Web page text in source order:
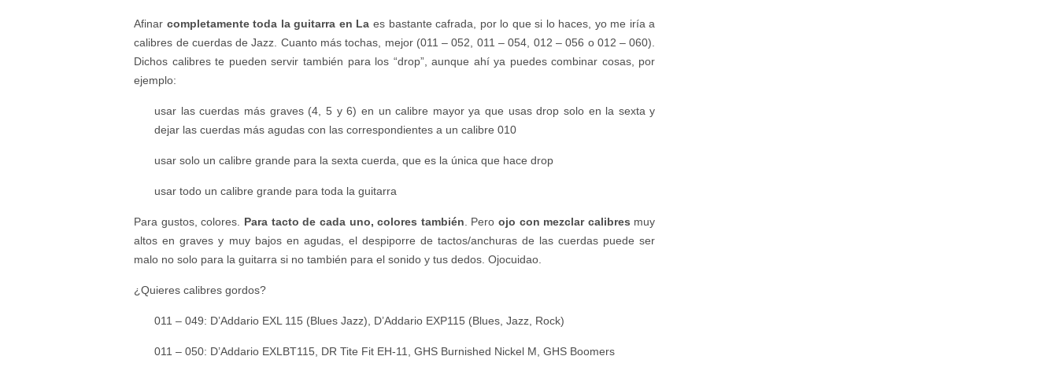
Afinar completamente toda la guitarra en La es bastante cafrada, por lo que si lo haces, yo me iría a
calibres de cuerdas de Jazz. Cuanto más tochas, mejor (011 – 052, 011 – 054, 012 – 056 o 012 – 060).
Dichos calibres te pueden servir también para los “drop”, aunque ahí ya puedes combinar cosas, por
ejemplo:
usar las cuerdas más graves (4, 5 y 6) en un calibre mayor ya que usas drop solo en la sexta y
dejar las cuerdas más agudas con las correspondientes a un calibre 010
usar solo un calibre grande para la sexta cuerda, que es la única que hace drop
usar todo un calibre grande para toda la guitarra
Para gustos, colores. Para tacto de cada uno, colores también . Pero ojo con mezclar calibres muy
altos en graves y muy bajos en agudas, el despiporre de tactos/anchuras de las cuerdas puede ser
malo no solo para la guitarra si no también para el sonido y tus dedos. Ojocuidao.
¿Quieres calibres gordos?
011 – 049: D’Addario EXL 115 (Blues Jazz), D’Addario EXP115 (Blues, Jazz, Rock)
011 – 050: D’Addario EXLBT115, DR Tite Fit EH-11, GHS Burnished Nickel M, GHS Boomers